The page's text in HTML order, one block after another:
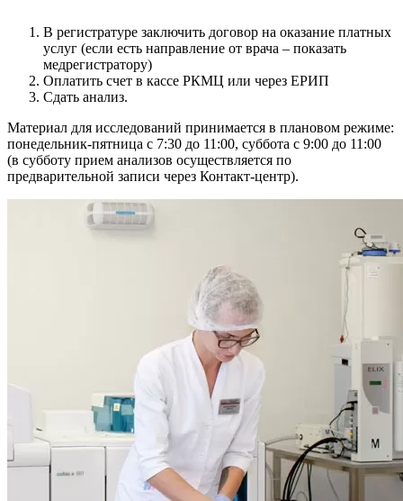
В регистратуре заключить договор на оказание платных
услуг (если есть направление от врача – показать
медрегистратору)
Оплатить счет в кассе РКМЦ или через ЕРИП
Сдать анализ.
Материал для исследований принимается в плановом режиме:
понедельник-пятница с 7:30 до 11:00, суббота с 9:00 до 11:00
(в субботу прием анализов осуществляется по
предварительной записи через Контакт-центр).